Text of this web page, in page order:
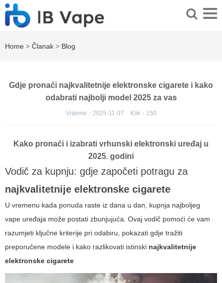
Home > Članak > Blog
Gdje pronaći najkvalitetnije elektronske cigarete i kako
odabrati najbolji model 2025 za vas
Vrijeme：2025-11-07 Klik： 150
Kako pronaći i izabrati vrhunski elektronski uređaj u
2025. godini
Vodič za kupnju: gdje započeti potragu za
najkvalitetnije elektronske cigarete
U vremenu kada ponuda raste iz dana u dan, kupnja najboljeg
vape uređaja može postati zbunjujuća. Ovaj vodič pomoći će vam
razumjeti ključne kriterije pri odabiru, pokazati gdje tražiti
preporučene modele i kako razlikovati istinski najkvalitetnije
elektronske cigarete